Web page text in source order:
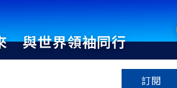
與世界領袖同行
訂閱
特色頻道